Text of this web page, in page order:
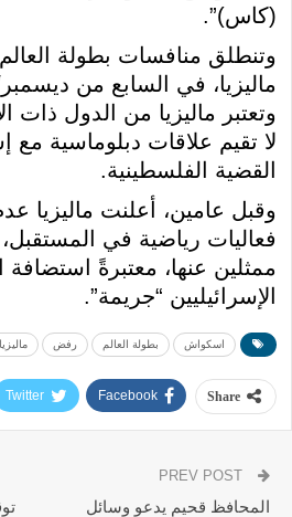
(كاس)”.
وتنطلق منافسات بطولة
ماليزيا، في السابع من
وتعتبر ماليزيا من الدول ذات
لا تقيم علاقات دبلوماسية مع
القضية الفلسطينية.
وقبل عامين، أعلنت ماليزيا
فعاليات رياضية في
ممثلين عنها، معتبرةً استضافة
الإسرائيليين “جريمة”.
اسكواش بطولة العالم رفض ماليزيا
Share
Facebook
Twitter
المحافظ قحيم يدعو وسائل